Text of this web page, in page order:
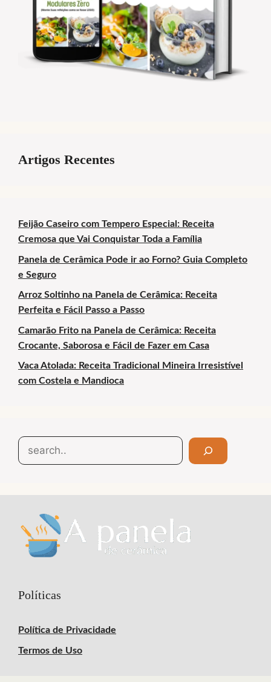
Artigos Recentes
Feijão Caseiro com Tempero Especial: Receita
Cremosa que Vai Conquistar Toda a Família
Panela de Cerâmica Pode ir ao Forno? Guia Completo
e Seguro
Arroz Soltinho na Panela de Cerâmica: Receita
Perfeita e Fácil Passo a Passo
Camarão Frito na Panela de Cerâmica: Receita
Crocante, Saborosa e Fácil de Fazer em Casa
Vaca Atolada: Receita Tradicional Mineira Irresistível
com Costela e Mandioca
Search
Políticas
Política de Privacidade
Termos de Uso